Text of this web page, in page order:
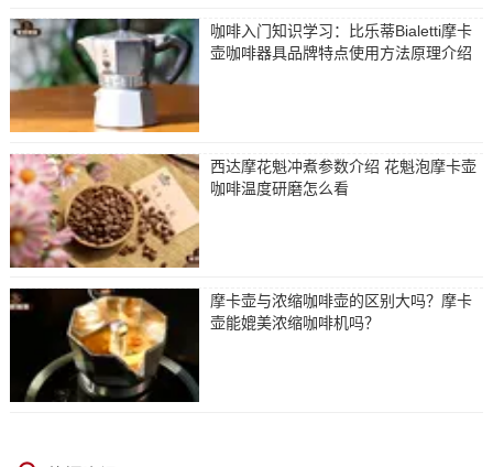
咖啡入门知识学习：比乐蒂Bialetti摩卡
壶咖啡器具品牌特点使用方法原理介绍
西达摩花魁冲煮参数介绍 花魁泡摩卡壶
咖啡温度研磨怎么看
摩卡壶与浓缩咖啡壶的区别大吗？摩卡
壶能媲美浓缩咖啡机吗？